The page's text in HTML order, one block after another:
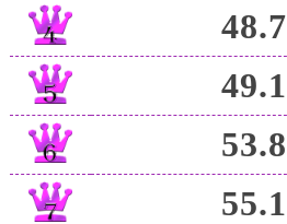
48.7
49.1
53.8
55.1